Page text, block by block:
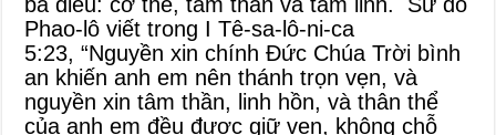
Phao-lô viết trong I Tê-sa-lô-ni-ca
5:23, “Nguyền xin chính Đức Chúa Trời bình
an khiến anh em nên thánh trọn vẹn, và
nguyền xin tâm thần, linh hồn, và thân thể
của anh em đều được giữ vẹn, không chỗ